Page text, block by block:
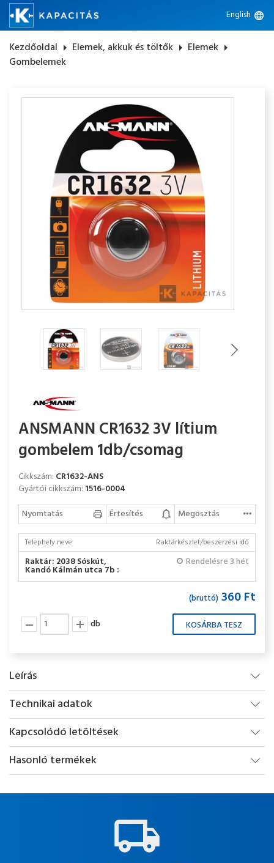
English language
Kezdőoldal arrow_right Elemek, akkuk és töltők arrow_right Elemek arrow_right
Gombelemek
ANSMANN CR1632 3V lítium
gombelem 1db/csomag
Cikkszám: CR1632-ANS
Gyártói cikkszám: 1516-0004
Nyomtatás
Értesítés Megosztás
Telephely neve Raktárkészlet/beszerzési idő
Raktár: 2038 Sóskút,
Kandó Kálmán utca 7b :
Rendelésre 3 hét
(bruttó) 360 Ft
db
Leírás
Technikai adatok
Kapcsolódó letöltések
Hasonló termékek